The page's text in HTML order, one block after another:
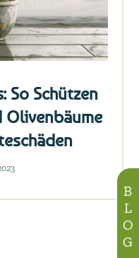
BLOG
So Schützen
Olivenbäume